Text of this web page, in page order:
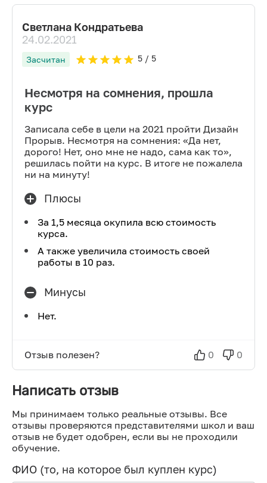
Светлана Кондратьева
24.02.2021
Засчитан 5/ 5
Несмотря на сомнения, прошла
курс
Записала себе в цели на 2021 пройти Дизайн
Прорыв. Несмотря на сомнения: «Да нет,
дорого! Нет, оно мне не надо, сама как то»,
решилась пойти на курс. В итоге не пожалела
ни на минуту!
Плюсы
За 1,5 месяца окупила всю стоимость
курса.
А также увеличила стоимость своей
работы в 10 раз.
Минусы
Нет.
Отзыв полезен? 0 0
Написать отзыв
Мы принимаем только реальные отзывы. Все
отзывы проверяются представителями школ и ваш
отзыв не будет одобрен, если вы не проходили
обучение.
ФИО (то, на которое был куплен курс)